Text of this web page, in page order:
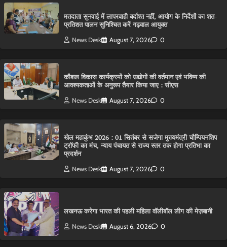
मतदाता सुनवाई में लापरवाही बर्दाश्त नहीं, आयोग के निर्देशों का शत-
प्रतिशत पालन सुनिश्चित करें गढ़वाल आयुक्त
News Desk August 7, 2026 0
कौशल विकास कार्यक्रमों को उद्योगों की वर्तमान एवं भविष्य की
आवश्यकताओं के अनुरूप तैयार किया जाए : सीएस
News Desk August 7, 2026 0
खेल महाकुंभ 2026 : 01 सितंबर से सजेगा मुख्यमंत्री चौम्पियनशिप
ट्रॉफी का मंच, न्याय पंचायत से राज्य स्तर तक होगा प्रतिभा का
प्रदर्शन
News Desk August 7, 2026 0
लखनऊ करेगा भारत की पहली महिला वॉलीबॉल लीग की मेज़बानी
News Desk August 6, 2026 0